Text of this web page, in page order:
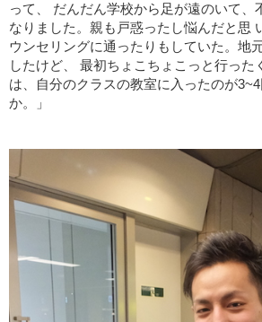
って、 だんだん学校から足が遠のいて、
なりました。親も戸惑ったし悩んだと思
ウンセリングに通ったりもしていた。地
したけど、 最初ちょこちょこっと行った
は、自分のクラスの教室に入ったのが
か。」